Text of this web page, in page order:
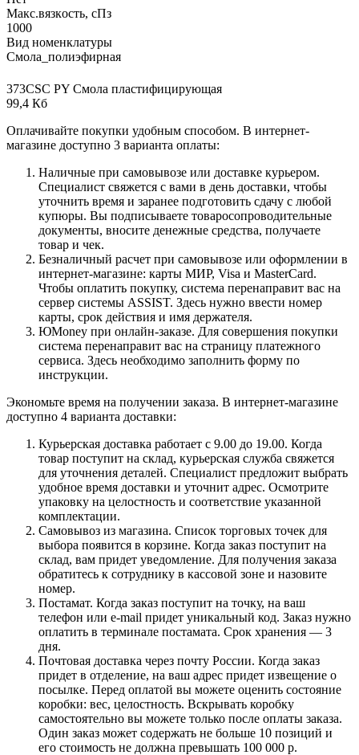
Макс.вязкoсть, сПз
1000
Вид номенклатуры
Смола_полиэфирная
373CSC PY Смола пластифицирующая
99,4 Кб
Оплачивайте покупки удобным способом. В интернет-
магазине доступно 3 варианта оплаты:
Наличные при самовывозе или доставке курьером.
Специалист свяжется с вами в день доставки, чтобы
уточнить время и заранее подготовить сдачу с любой
купюры. Вы подписываете товаросопроводительные
документы, вносите денежные средства, получаете
товар и чек.
Безналичный расчет при самовывозе или оформлении в
интернет-магазине: карты МИР, Visa и MasterCard.
Чтобы оплатить покупку, система перенаправит вас на
сервер системы ASSIST. Здесь нужно ввести номер
карты, срок действия и имя держателя.
ЮMoney при онлайн-заказе. Для совершения покупки
система перенаправит вас на страницу платежного
сервиса. Здесь необходимо заполнить форму по
инструкции.
Экономьте время на получении заказа. В интернет-магазине
доступно 4 варианта доставки:
Курьерская доставка работает с 9.00 до 19.00. Когда
товар поступит на склад, курьерская служба свяжется
для уточнения деталей. Специалист предложит выбрать
удобное время доставки и уточнит адрес. Осмотрите
упаковку на целостность и соответствие указанной
комплектации.
Самовывоз из магазина. Список торговых точек для
выбора появится в корзине. Когда заказ поступит на
склад, вам придет уведомление. Для получения заказа
обратитесь к сотруднику в кассовой зоне и назовите
номер.
Постамат. Когда заказ поступит на точку, на ваш
телефон или e-mail придет уникальный код. Заказ нужно
оплатить в терминале постамата. Срок хранения — 3
дня.
Почтовая доставка через почту России. Когда заказ
придет в отделение, на ваш адрес придет извещение о
посылке. Перед оплатой вы можете оценить состояние
коробки: вес, целостность. Вскрывать коробку
самостоятельно вы можете только после оплаты заказа.
Один заказ может содержать не больше 10 позиций и
его стоимость не должна превышать 100 000 р.